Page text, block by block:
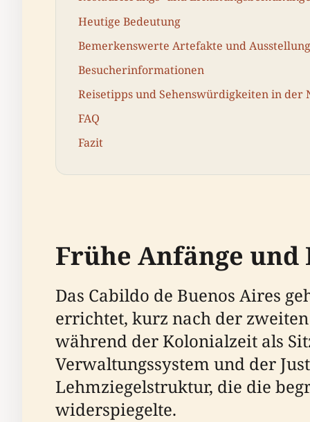
Heutige Bedeutung
Bemerkenswerte Artefakte und
Besucherinformationen
Reisetipps und Sehenswürdigkeiten in der
FAQ
Fazit
Frühe Anfänge
Das Cabildo de Buenos Aires
errichtet, kurz nach der
während der Kolonialzeit als
Verwaltungssystem und der
Lehmziegelstruktur, die die
widerspiegelte.